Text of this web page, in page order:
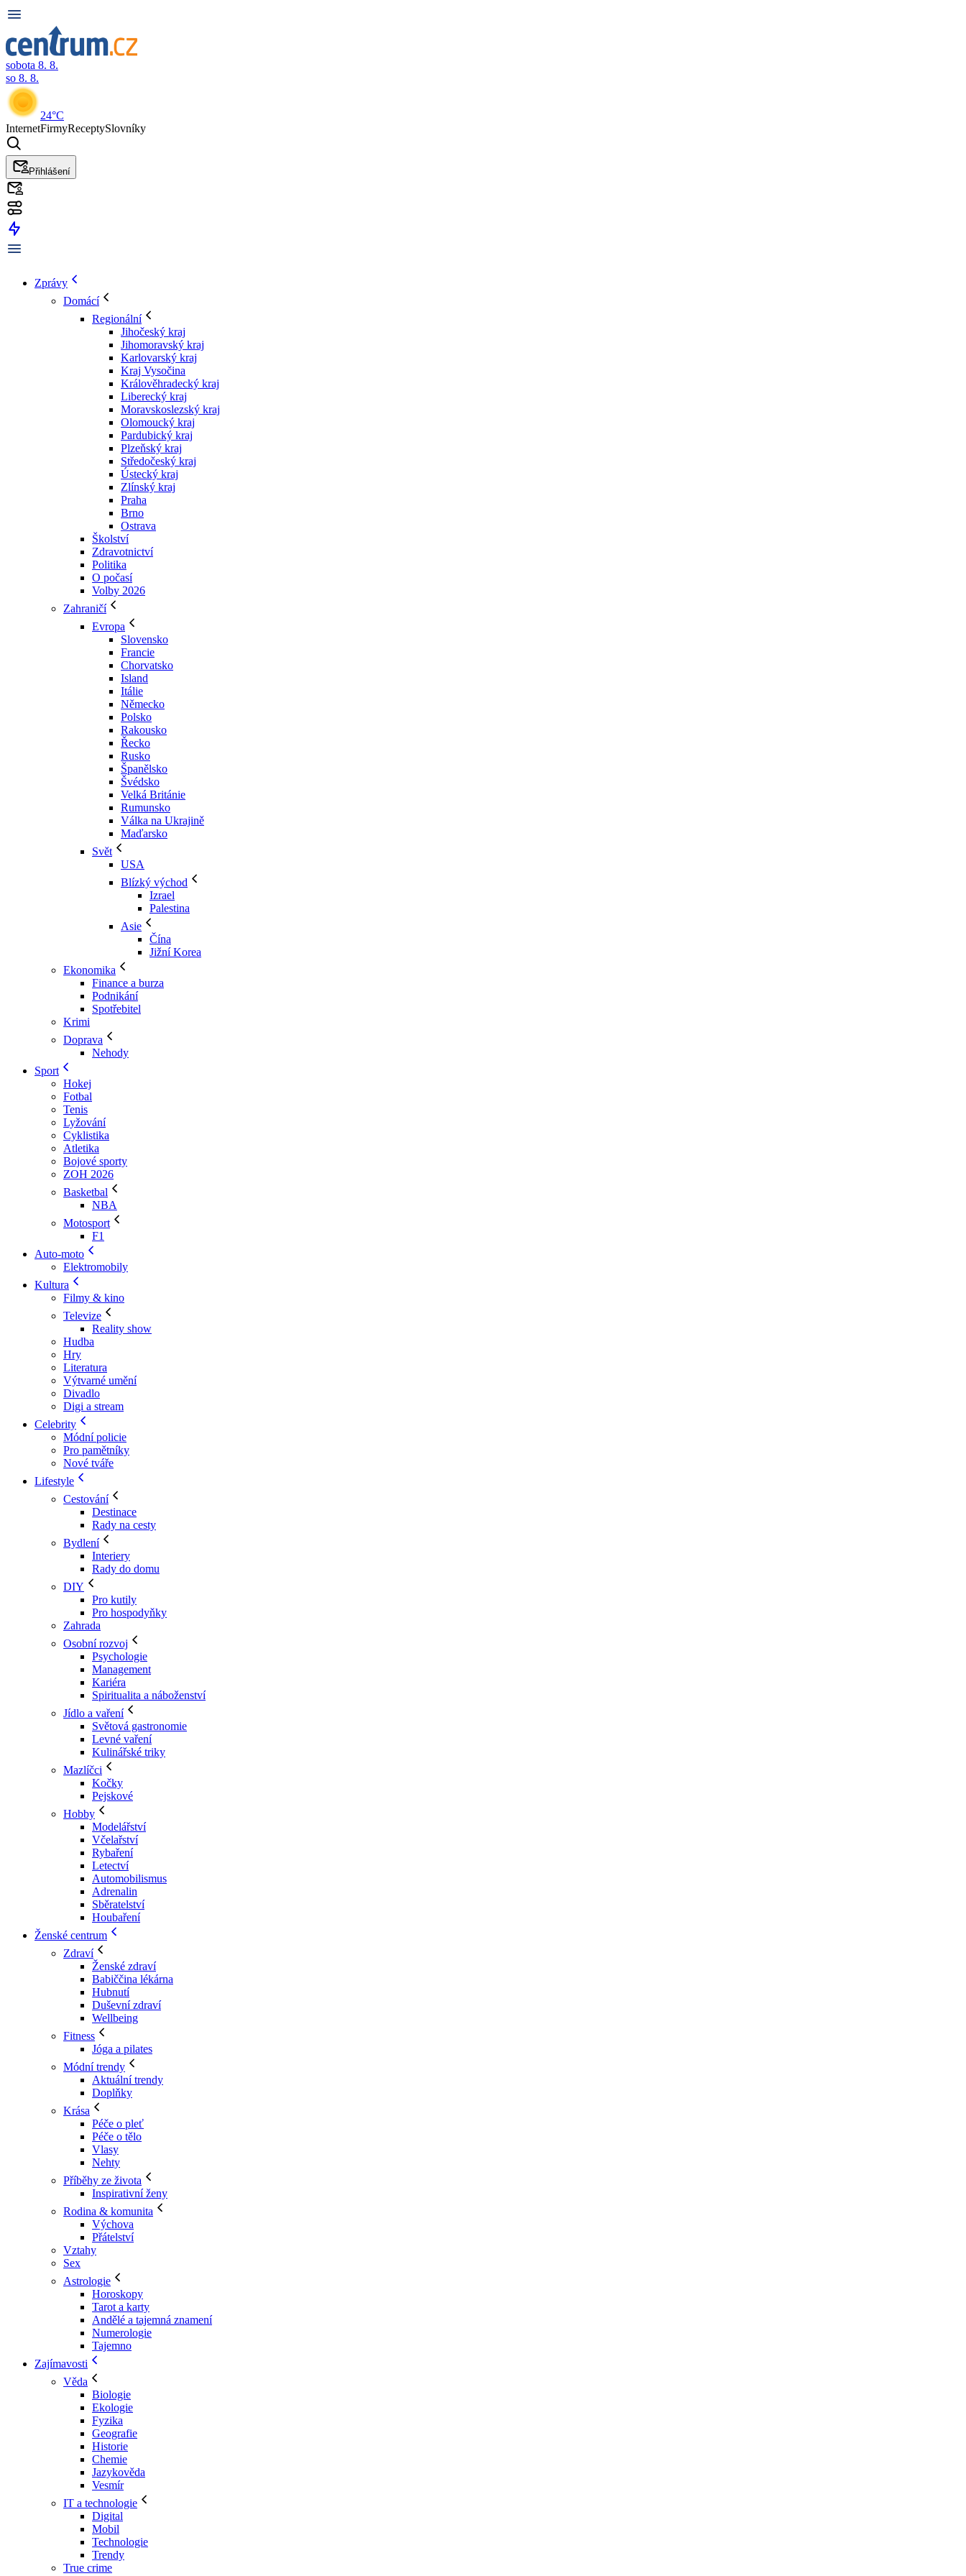
sobota 8. 8.
so 8. 8.
24°C
InternetFirmyReceptySlovníky
Přihlášení
Zprávy
Domácí
Regionální
Jihočeský kraj
Jihomoravský kraj
Karlovarský kraj
Kraj Vysočina
Králověhradecký kraj
Liberecký kraj
Moravskoslezský kraj
Olomoucký kraj
Pardubický kraj
Plzeňský kraj
Středočeský kraj
Ústecký kraj
Zlínský kraj
Praha
Brno
Ostrava
Školství
Zdravotnictví
Politika
O počasí
Volby 2026
Zahraničí
Evropa
Slovensko
Francie
Chorvatsko
Island
Itálie
Německo
Polsko
Rakousko
Řecko
Rusko
Španělsko
Švédsko
Velká Británie
Rumunsko
Válka na Ukrajině
Maďarsko
Svět
USA
Blízký východ
Izrael
Palestina
Asie
Čína
Jižní Korea
Ekonomika
Finance a burza
Podnikání
Spotřebitel
Krimi
Doprava
Nehody
Sport
Hokej
Fotbal
Tenis
Lyžování
Cyklistika
Atletika
Bojové sporty
ZOH 2026
Basketbal
NBA
Motosport
F1
Auto-moto
Elektromobily
Kultura
Filmy & kino
Televize
Reality show
Hudba
Hry
Literatura
Výtvarné umění
Divadlo
Digi a stream
Celebrity
Módní policie
Pro pamětníky
Nové tváře
Lifestyle
Cestování
Destinace
Rady na cesty
Bydlení
Interiery
Rady do domu
DIY
Pro kutily
Pro hospodyňky
Zahrada
Osobní rozvoj
Psychologie
Management
Kariéra
Spiritualita a náboženství
Jídlo a vaření
Světová gastronomie
Levné vaření
Kulinářské triky
Mazlíčci
Kočky
Pejskové
Hobby
Modelářství
Včelařství
Rybaření
Letectví
Automobilismus
Adrenalin
Sběratelství
Houbaření
Ženské centrum
Zdraví
Ženské zdraví
Babiččina lékárna
Hubnutí
Duševní zdraví
Wellbeing
Fitness
Jóga a pilates
Módní trendy
Aktuální trendy
Doplňky
Krása
Péče o pleť
Péče o tělo
Vlasy
Nehty
Příběhy ze života
Inspirativní ženy
Rodina & komunita
Výchova
Přátelství
Vztahy
Sex
Astrologie
Horoskopy
Tarot a karty
Andělé a tajemná znamení
Numerologie
Tajemno
Zajímavosti
Věda
Biologie
Ekologie
Fyzika
Geografie
Historie
Chemie
Jazykověda
Vesmír
IT a technologie
Digital
Mobil
Technologie
Trendy
True crime